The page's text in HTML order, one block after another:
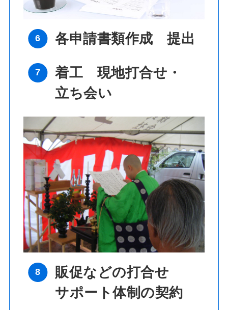
各申請書類作成 提出
着工 現地打合せ・
立ち会い
販促などの打合せ
サポート体制の契約